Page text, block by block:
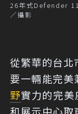
26年式Defender
／攝影
從繁華的台北
要一輛能完美
野實力的完